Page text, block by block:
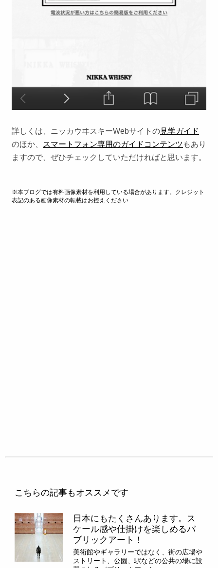
詳しくは、ニッカウヰスキーWebサイトの見学ガイド
のほか、
スマートフォン専用のガイドコンテンツ もあり
ますので、ぜひチェックしていただければと思います。
※本ブログでは有料画像素材を利用している場合があります。クレジット
表記のある画像素材の転載はお控えください
こちらの記事もオススメです
日本にもたくさんあります。ス
ケール感や仕掛けを楽しめるパ
ブリックアート！
美術館やギャラリーではなく、街の広場や
ストリート、公園、駅などの公共の場に設